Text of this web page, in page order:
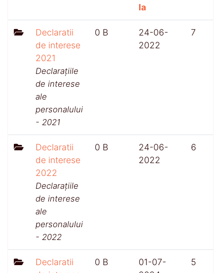
la
Declaratii
de interese
2021
Declarațiile
de interese
ale
personalului
- 2021
0 B
24-06-
2022
7
Declaratii
de interese
2022
Declarațiile
de interese
ale
personalului
- 2022
0 B
24-06-
2022
6
Declaratii
0 B
01-07-
5